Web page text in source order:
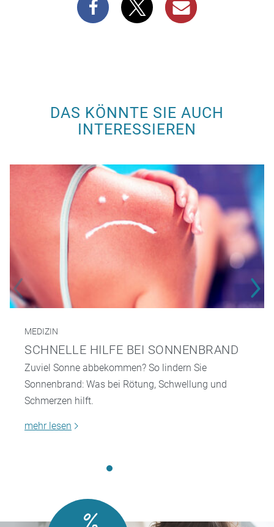
DAS KÖNNTE SIE AUCH
INTERESSIEREN
MEDIZIN
SCHNELLE HILFE BEI SONNENBRAND
Zuviel Sonne abbekommen? So lindern Sie
Sonnenbrand: Was bei Rötung, Schwellung und
Schmerzen hilft.
mehr lesen